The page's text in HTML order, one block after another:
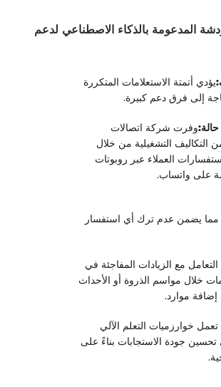
المدعومة بالذكاء الاصطناعي لدعم
يؤدي أتمتة الاستعلامات المتكررة
إلى فرق دعم كبيرة.
وفرت شركة اتصالات
من التكاليف التشغيلية من خلال
العملاء عبر روبوتات
على واتساب.
مما يضمن عدم ترك أي استفسار
التعامل مع الزيادات المفاجئة في
خلال مواسم الذروة أو الأحداث
إضافة موارد.
تعمل خوارزميات التعلم الآلي
تحسين جودة الاستجابات بناءً على